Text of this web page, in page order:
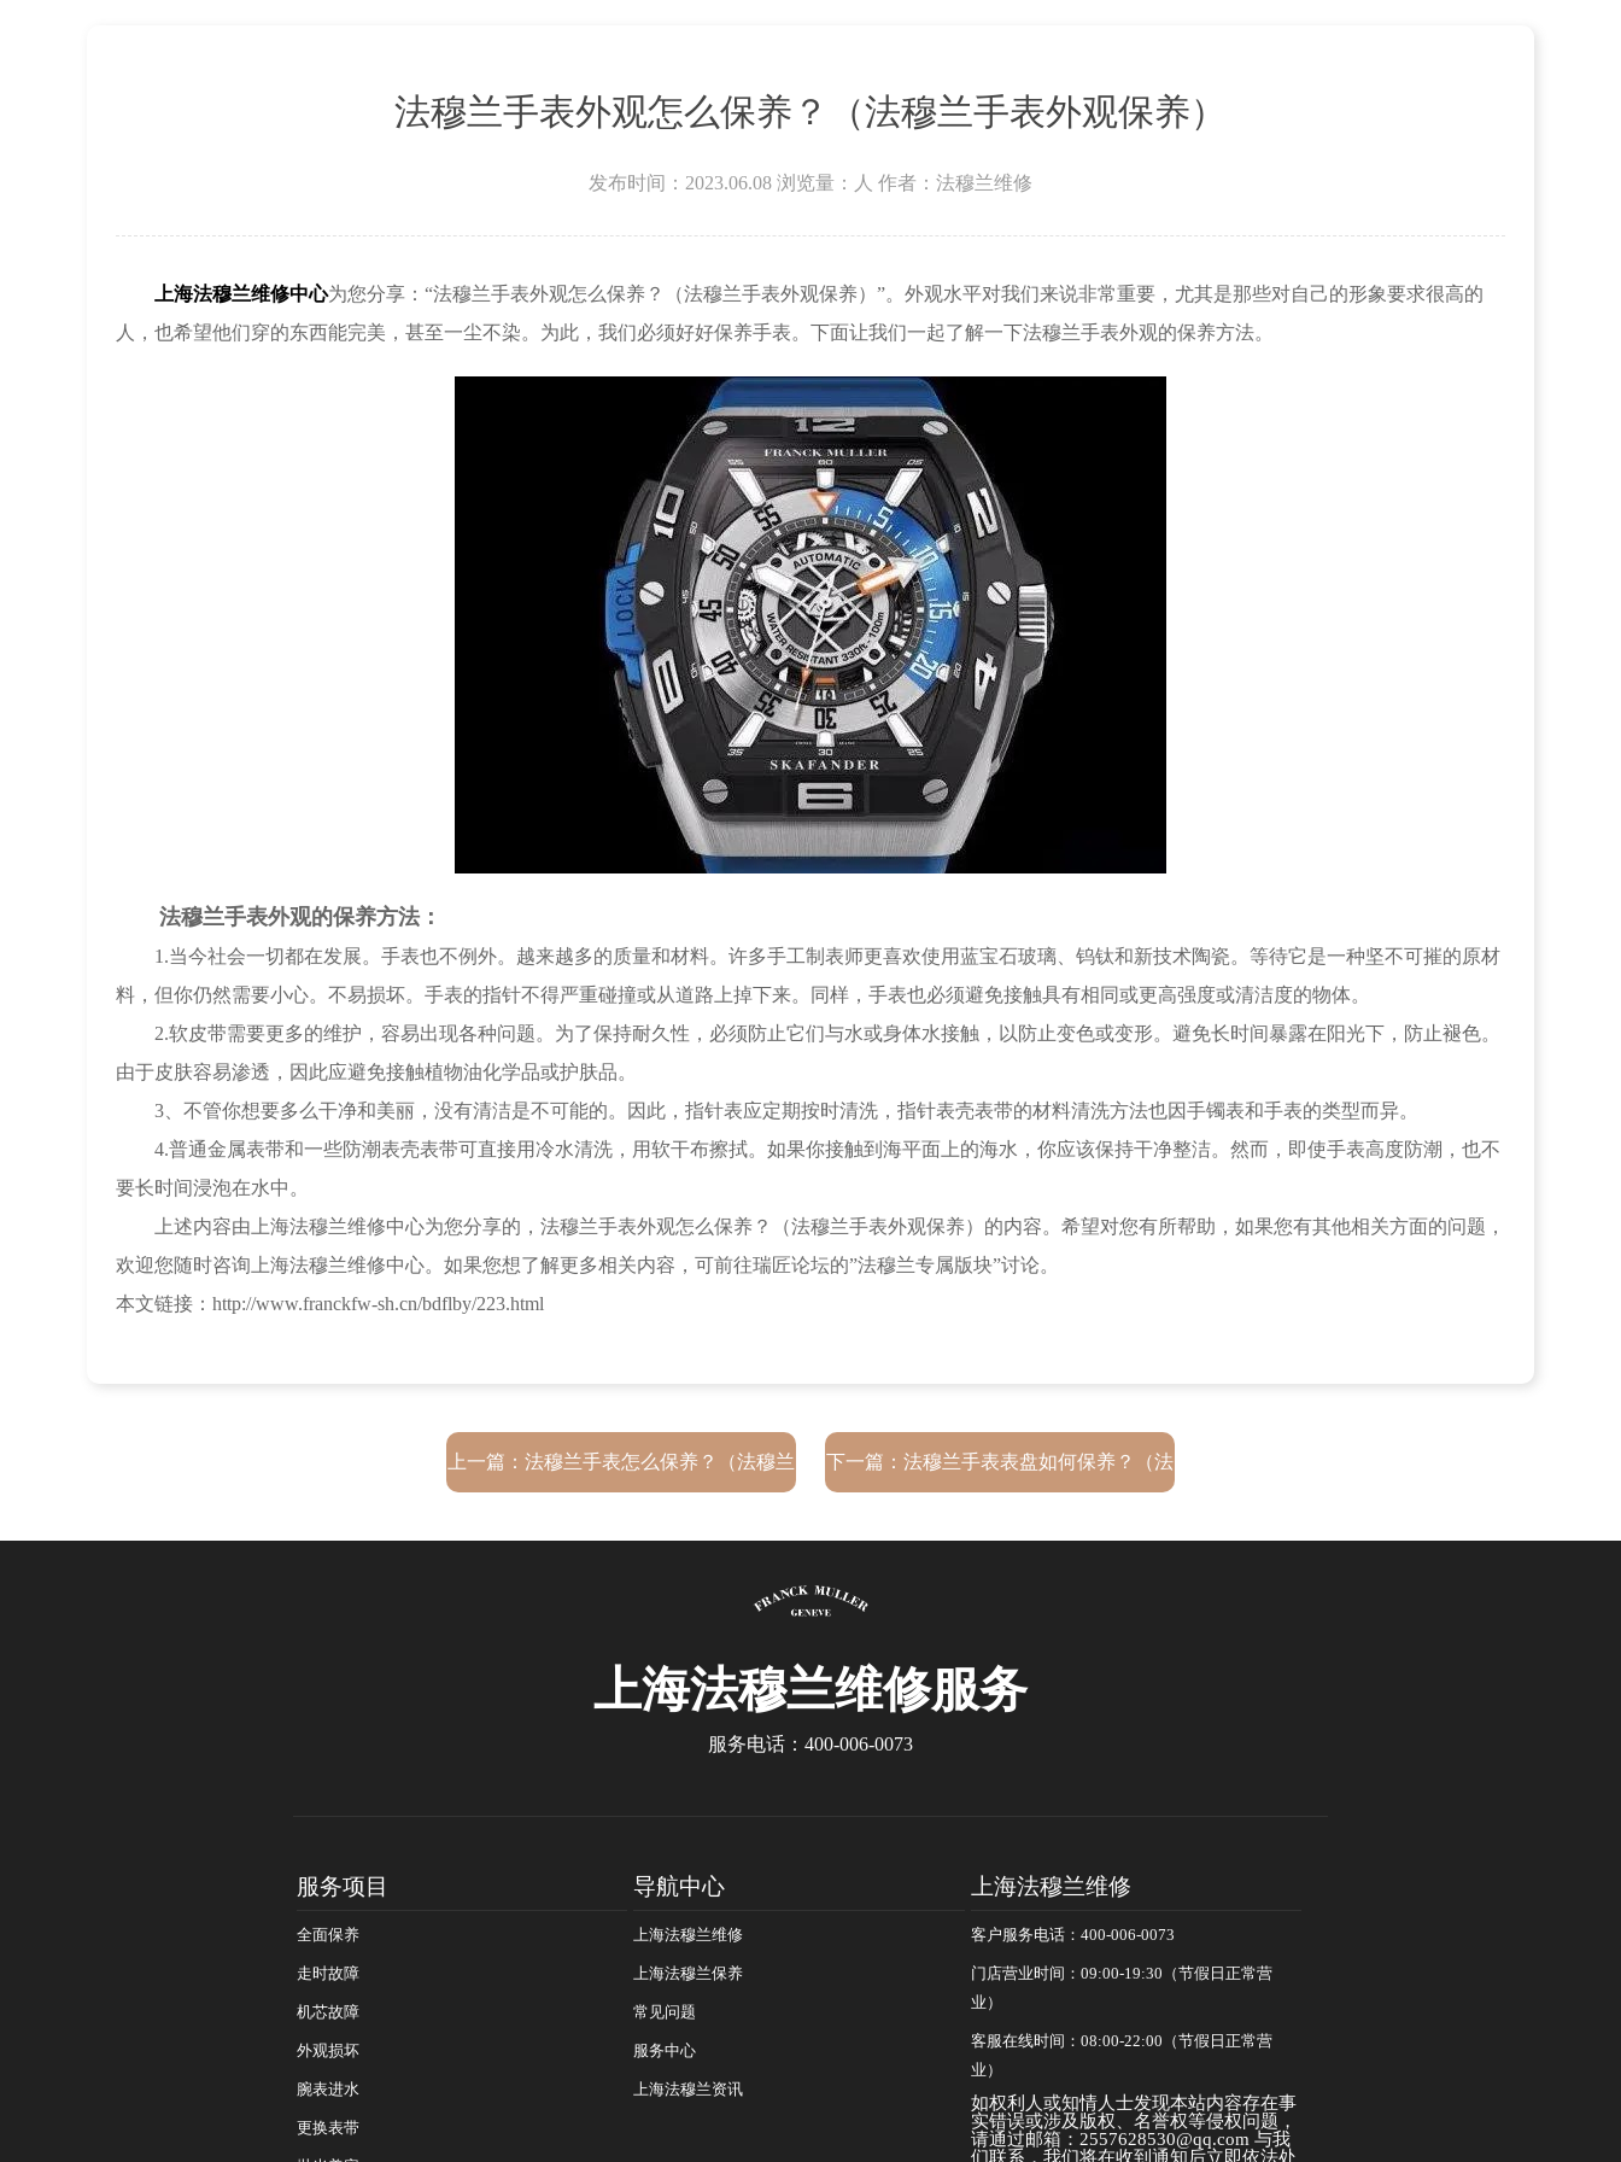
法穆兰手表外观怎么保养？（法穆兰手表外观保养）
发布时间：2023.06.08 浏览量： 人 作者：法穆兰维修
上海法穆兰维修中心为您分享：“法穆兰手表外观怎么保养？（法穆兰手表外观保养）”。外观水平对我们来说非常重要，尤其是那些对自己的形象要求很高的
人，也希望他们穿的东西能完美，甚至一尘不染。为此，我们必须好好保养手表。下面让我们一起了解一下法穆兰手表外观的保养方法。
法穆兰手表外观的保养方法：
1.当今社会一切都在发展。手表也不例外。越来越多的质量和材料。许多手工制表师更喜欢使用蓝宝石玻璃、钨钛和新技术陶瓷。等待它是一种坚不可摧的原材
料，但你仍然需要小心。不易损坏。手表的指针不得严重碰撞或从道路上掉下来。同样，手表也必须避免接触具有相同或更高强度或清洁度的物体。
2.软皮带需要更多的维护，容易出现各种问题。为了保持耐久性，必须防止它们与水或身体水接触，以防止变色或变形。避免长时间暴露在阳光下，防止褪色。
由于皮肤容易渗透，因此应避免接触植物油化学品或护肤品。
3、不管你想要多么干净和美丽，没有清洁是不可能的。因此，指针表应定期按时清洗，指针表壳表带的材料清洗方法也因手镯表和手表的类型而异。
4.普通金属表带和一些防潮表壳表带可直接用冷水清洗，用软干布擦拭。如果你接触到海平面上的海水，你应该保持干净整洁。然而，即使手表高度防潮，也不
要长时间浸泡在水中。
上述内容由上海法穆兰维修中心为您分享的，法穆兰手表外观怎么保养？（法穆兰手表外观保养）的内容。希望对您有所帮助，如果您有其他相关方面的问题，
欢迎您随时咨询上海法穆兰维修中心。如果您想了解更多相关内容，可前往瑞匠论坛的”法穆兰专属版块”讨论。
本文链接：http://www.franckfw-sh.cn/bdflby/223.html
上一篇： 法穆兰手表怎么保养？（法穆兰 下一篇：法穆兰手表表盘如何保养？（法
上海法穆兰维修服务
服务电话： 400-006-0073
服务项目
全面保养
走时故障
机芯故障
外观损坏
腕表进水
更换表带
导航中心
上海法穆兰维修
上海法穆兰保养
常见问题
服务中心
上海法穆兰资讯
上海法穆兰维修
客户服务电话：400-006-0073
门店营业时间：09:00-19:30（节假日正常营
业）
客服在线时间：08:00-22:00（节假日正常营
业）
如权利人或知情人士发现本站内容存在事
实错误或涉及版权、名誉权等侵权问题，
请通过邮箱：2557628530@qq.com 与我
们联系，我们将在收到通知后立即依法处